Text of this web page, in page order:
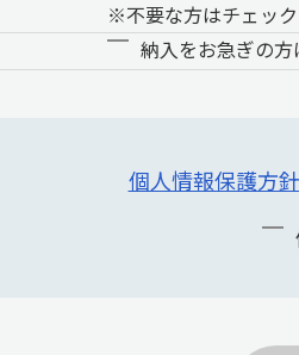
※不要な方はチェック
納入をお急ぎの
個人情報保護方針